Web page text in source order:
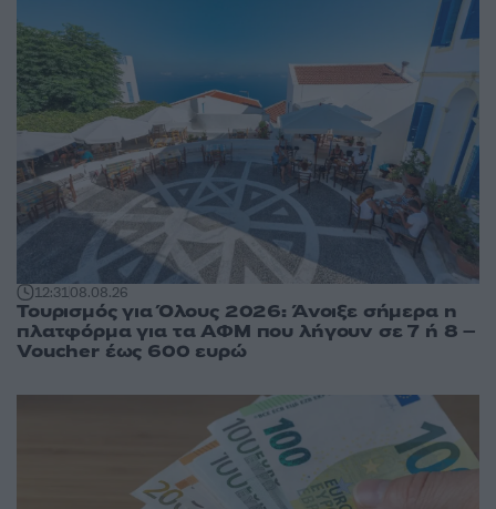
12:3108.08.26
Τουρισμός για Όλους 2026: Άνοιξε σήμερα η
πλατφόρμα για τα ΑΦΜ που λήγουν σε 7 ή 8 –
Voucher έως 600 ευρώ